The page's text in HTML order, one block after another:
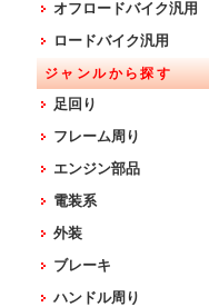
オフロードバイク汎用
ロードバイク汎用
ジャンルから探す
足回り
フレーム周り
エンジン部品
電装系
外装
ブレーキ
ハンドル周り